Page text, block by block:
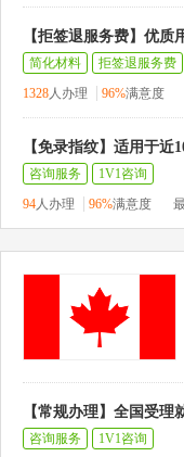
【拒签退服务费】优
简化材料 拒签退服务费
1328人办理 96%满意度
【免录指纹】适用于
咨询服务
1V1咨询
94人办理 96%满意度
【常规办理】全国受
咨询服务 1V1咨询